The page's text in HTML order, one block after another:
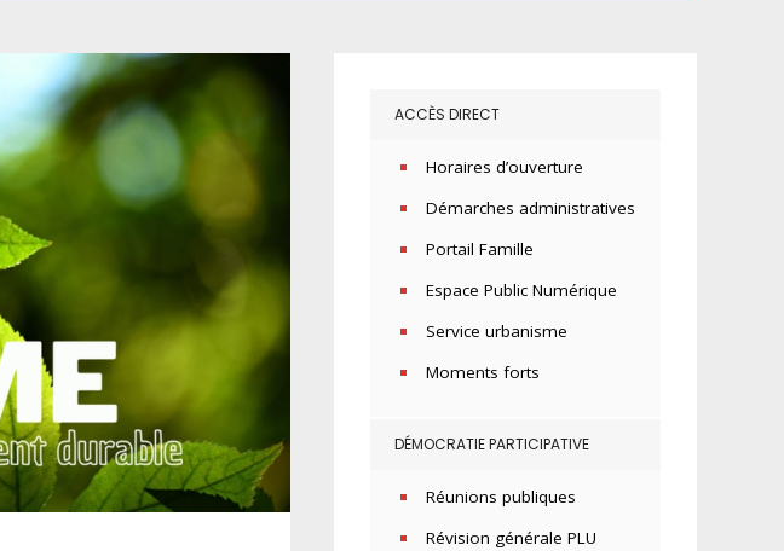
ACCÈS DIRECT
Horaires d’ouverture
Démarches administratives
Portail Famille
Espace Public Numérique
Service urbanisme
Moments forts
DÉMOCRATIE PARTICIPATIVE
Réunions publiques
Révision générale PLU